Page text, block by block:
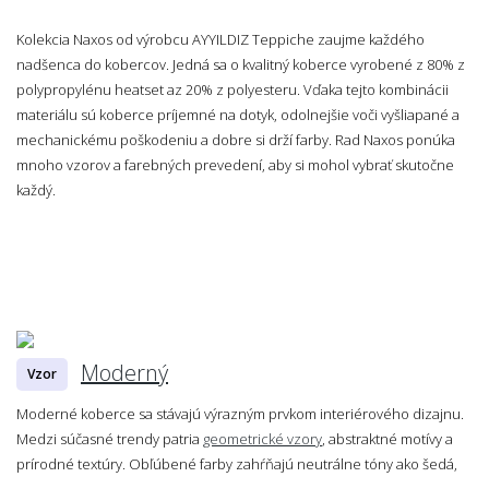
Kolekcia Naxos od výrobcu AYYILDIZ Teppiche zaujme každého
nadšenca do kobercov. Jedná sa o kvalitný koberce vyrobené z 80% z
polypropylénu heatset az 20% z polyesteru. Vďaka tejto kombinácii
materiálu sú koberce príjemné na dotyk, odolnejšie voči vyšliapané a
mechanickému poškodeniu a dobre si drží farby. Rad Naxos ponúka
mnoho vzorov a farebných prevedení, aby si mohol vybrať skutočne
každý.
Vzor Moderný
Moderné koberce sa stávajú výrazným prvkom interiérového dizajnu.
Medzi súčasné trendy patria geometrické vzory , abstraktné motívy a
prírodné textúry. Obľúbené farby zahŕňajú neutrálne tóny ako šedá,